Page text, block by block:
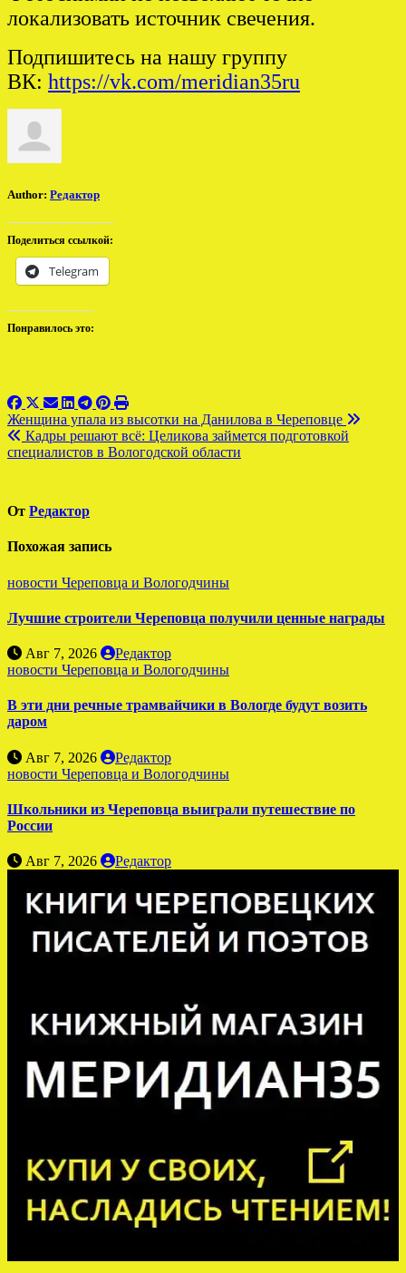
локализовать источник свечения.
Подпишитесь на нашу группу
ВК: https://vk.com/meridian35ru
Author: Редактор
Поделиться ссылкой:
Telegram
Понравилось это:
Навигация
по
Женщина упала из высотки на Данилова в Череповце
Кадры решают всё: Целикова займется подготовкой
специалистов в Вологодской области
От Редактор
Похожая запись
новости Череповца и Вологодчины
Лучшие строители Череповца получили ценные награды
Авг 7, 2026
Редактор
новости Череповца и Вологодчины
В эти дни речные трамвайчики в Вологде будут возить
даром
Авг 7, 2026
Редактор
новости Череповца и Вологодчины
Школьники из Череповца выиграли путешествие по
России
Авг 7, 2026 Редактор